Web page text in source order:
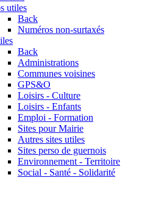
utiles
Back
Numéros non-surtaxés
Back
Administrations
Communes voisines
GPS&O
Loisirs - Culture
Loisirs - Enfants
Emploi - Formation
Sites pour Mairie
Autres sites utiles
Sites perso de guernois
Environnement - Territoire
Social - Santé - Solidarité